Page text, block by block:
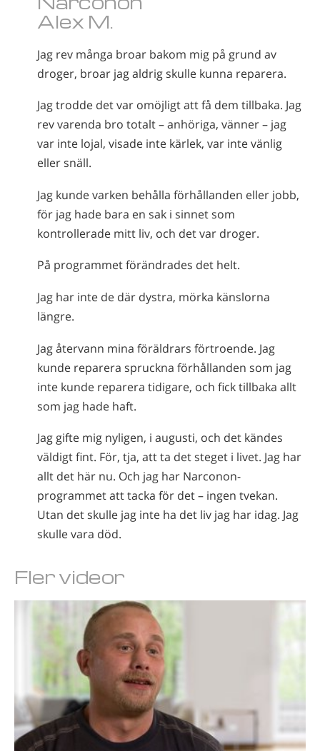
Ryska
Svenska
Kinesiska
Arabiska
Ukrainska
Kroatiska
Tjeckiska
Alla regioner/språk
Alex M.
Jag rev många broar bakom mig på grund av
droger, broar jag aldrig skulle kunna reparera.
Jag trodde det var omöjligt att få dem tillbaka. Jag
rev varenda bro totalt – anhöriga, vänner – jag
var inte lojal, visade inte kärlek, var inte vänlig
eller snäll.
Jag kunde varken behålla förhållanden eller jobb,
för jag hade bara en sak i sinnet som
kontrollerade mitt liv, och det var droger.
På programmet förändrades det helt.
Jag har inte de där dystra, mörka känslorna
längre.
Jag återvann mina föräldrars förtroende. Jag
kunde reparera spruckna förhållanden som jag
inte kunde reparera tidigare, och fick tillbaka allt
som jag hade haft.
Jag gifte mig nyligen, i augusti, och det kändes
väldigt fint. För, tja, att ta det steget i livet. Jag har
allt det här nu. Och jag har Narconon-
programmet att tacka för det – ingen tvekan.
Utan det skulle jag inte ha det liv jag har idag. Jag
skulle vara död.
Fler videor